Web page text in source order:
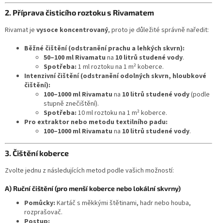
2. Příprava čisticího roztoku s Rivamatem
Rivamat je vysoce koncentrovaný, proto je důležité správně naředit:
Běžné čištění (odstranění prachu a lehkých skvrn):
50–100 ml Rivamatu na 10 litrů studené vody.
Spotřeba: 1 ml roztoku na 1 m² koberce.
Intenzivní čištění (odstranění odolných skvrn, hloubkové
čištění):
100–1000 ml Rivamatu na 10 litrů studené vody(podle
stupně znečištění).
Spotřeba: 10 ml roztoku na 1 m² koberce.
Pro extraktor nebo metodu textilního padu:
100–1000 ml Rivamatu na 10 litrů studené vody.
3. Čištění koberce
Zvolte jednu z následujících metod podle vašich možností:
A) Ruční čištění (pro menší koberce nebo lokální skvrny)
Pomůcky: Kartáč s měkkými štětinami, hadr nebo houba,
rozprašovač.